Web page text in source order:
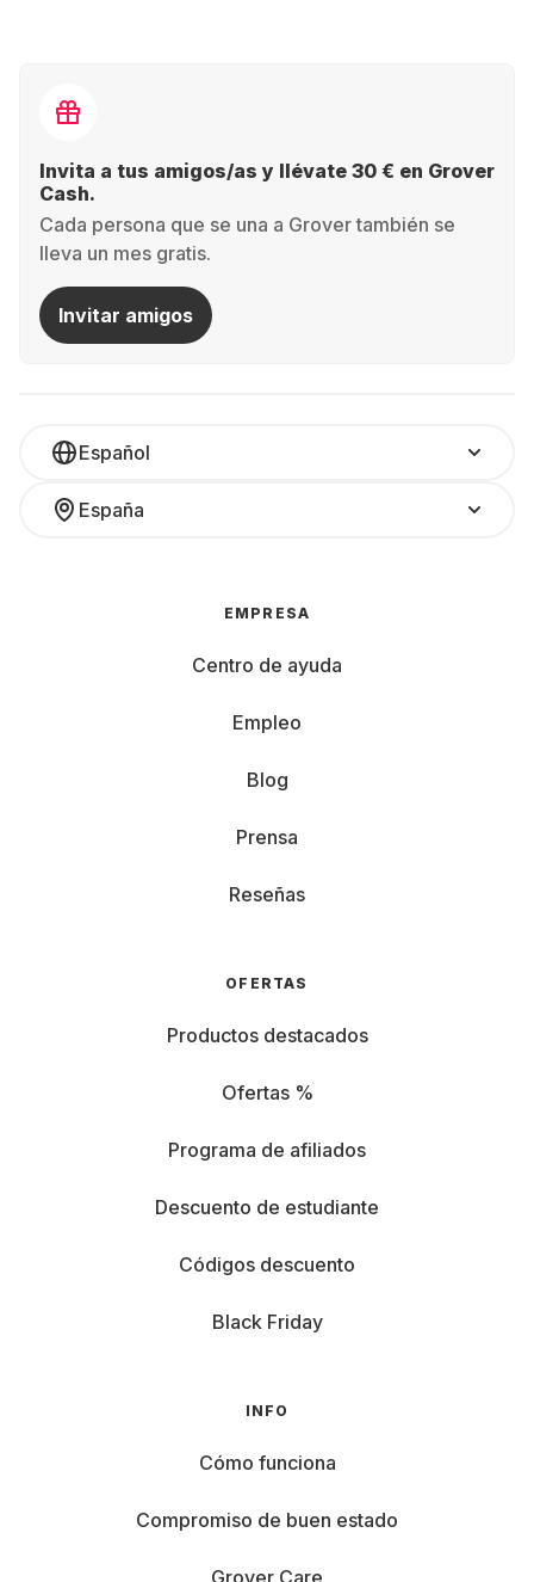
Invita a tus amigos/as y llévate 30 € en Grover
Cash.
Cada persona que se una a Grover también se
lleva un mes gratis.
Invitar amigos
Español
España
EMPRESA
Centro de ayuda
Empleo
Blog
Prensa
Reseñas
OFERTAS
Productos destacados
Ofertas %
Programa de afiliados
Descuento de estudiante
Códigos descuento
Black Friday
INFO
Cómo funciona
Compromiso de buen estado
Grover Care